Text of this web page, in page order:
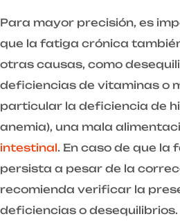
Para mayor precisión, es
que la fatiga crónica
otras causas, como
deficiencias de vitaminas o
particular la deficiencia de
anemia), una mala
intestinal. En caso de que la
persista a pesar de la
recomienda verificar la
deficiencias o desequilibrios.